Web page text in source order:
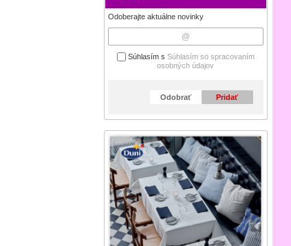
Odoberajte aktuálne novinky
Súhlasím s Súhlasím so spracovaním
osobných údajov
Odobrať Pridať